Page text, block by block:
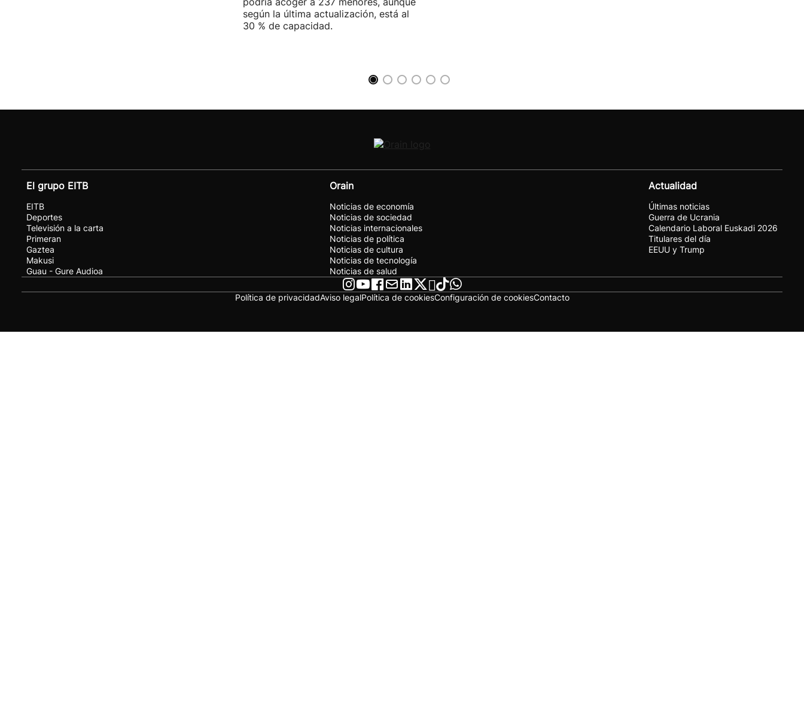
según la última actualización, está al
30 % de capacidad.
El grupo EITB
EITB
Deportes
Televisión a la carta
Primeran
Gaztea
Makusi
Guau - Gure Audioa
Orain
Noticias de economía
Noticias de sociedad
Noticias internacionales
Noticias de política
Noticias de cultura
Noticias de tecnología
Noticias de salud
Actualidad
Últimas noticias
Guerra de Ucrania
Calendario Laboral Euskadi 2026
Titulares del día
EEUU y Trump
Política de privacidadAviso legalPolítica de cookiesConfiguración de cookiesContacto